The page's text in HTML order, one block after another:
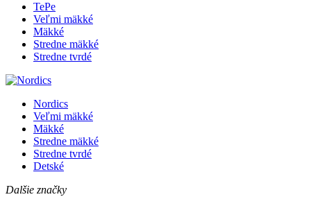
TePe
Veľmi mäkké
Mäkké
Stredne mäkké
Stredne tvrdé
Nordics
Veľmi mäkké
Mäkké
Stredne mäkké
Stredne tvrdé
Detské
Dalšie značky